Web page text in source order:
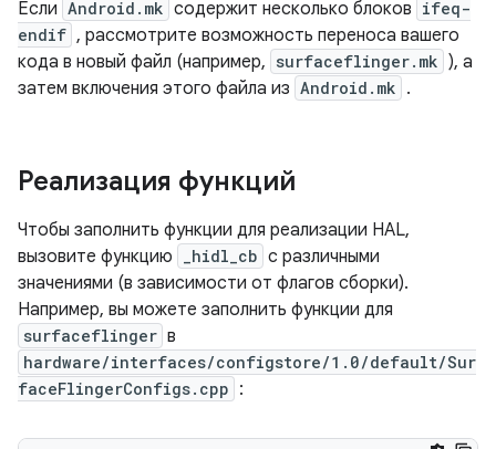
Если Android.mk содержит несколько блоков ifeq-
endif , рассмотрите возможность переноса вашего
кода в новый файл (например, surfaceflinger.mk ), а
затем включения этого файла из Android.mk .
Реализация функций
Чтобы заполнить функции для реализации HAL,
вызовите функцию
_hidl_cb с различными
значениями (в зависимости от флагов сборки).
Например, вы можете заполнить функции для
surfaceflinger в
hardware/interfaces/configstore/1.0/default/Sur
faceFlingerConfigs.cpp :